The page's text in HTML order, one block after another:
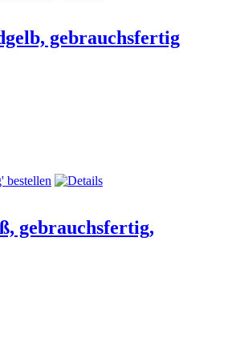
gebrauchsfertig
gebrauchsfertig,